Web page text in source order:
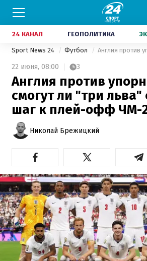
24 КАНАЛ ГЕОПОЛИТИКА
Sport News 24 Футбол
22 июня, 08:00 3
Англия против
смогут ли "три льва"
шаг к плей-офф ЧМ-
Николай Брежицкий